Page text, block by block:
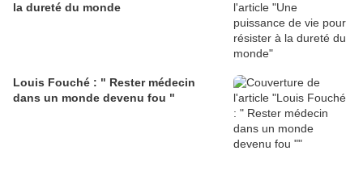
la dureté du monde
Louis Fouché : " Rester médecin
dans un monde devenu fou "